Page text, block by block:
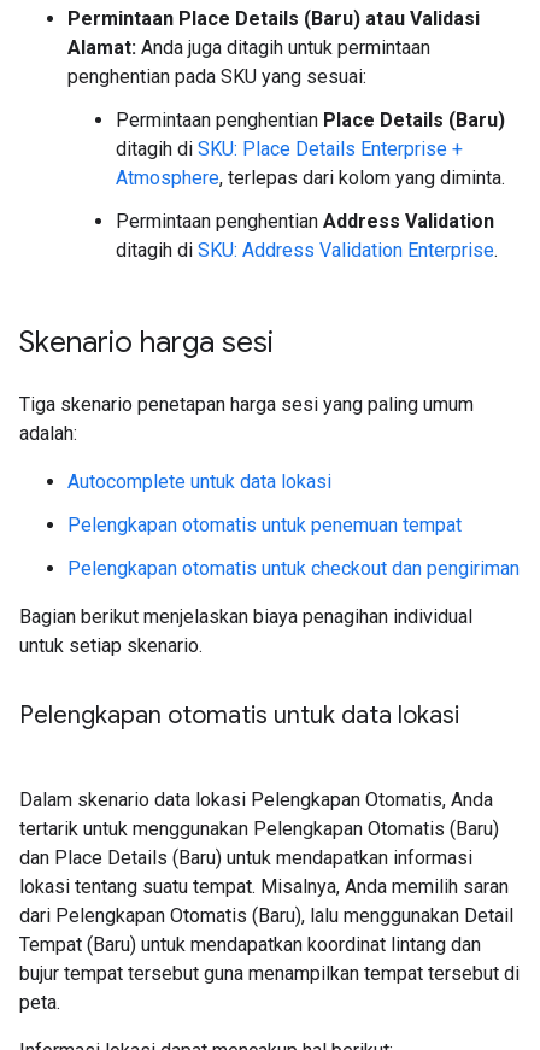
Permintaan Place Details (Baru) atau Validasi
Alamat: Anda juga ditagih untuk permintaan
penghentian pada SKU yang sesuai:
Permintaan penghentian Place Details (Baru)
ditagih di SKU: Place Details Enterprise +
Atmosphere, terlepas dari kolom yang diminta.
Permintaan penghentian Address Validation
ditagih di SKU: Address Validation Enterprise.
Skenario harga sesi
Tiga skenario penetapan harga sesi yang paling umum
adalah:
Autocomplete untuk data lokasi
Pelengkapan otomatis untuk penemuan tempat
Pelengkapan otomatis untuk checkout dan pengiriman
Bagian berikut menjelaskan biaya penagihan individual
untuk setiap skenario.
Pelengkapan otomatis untuk data lokasi
Dalam skenario data lokasi Pelengkapan Otomatis, Anda
tertarik untuk menggunakan Pelengkapan Otomatis (Baru)
dan Place Details (Baru) untuk mendapatkan informasi
lokasi tentang suatu tempat. Misalnya, Anda memilih saran
dari Pelengkapan Otomatis (Baru), lalu menggunakan Detail
Tempat (Baru) untuk mendapatkan koordinat lintang dan
bujur tempat tersebut guna menampilkan tempat tersebut di
peta.